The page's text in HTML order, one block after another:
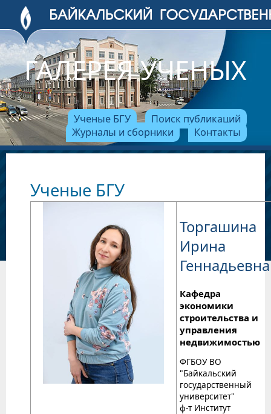
ГАЛЕРЕЯ УЧЕНЫХ
Ученые БГУ
Поиск публикаций
Журналы и сборники
Контакты
Ученые БГУ
Торгашина
Ирина
Геннадьевна
Кафедра
экономики
строительства и
управления
недвижимостью
ФГБОУ ВО
"Байкальский
государственный
университет"
ф-т Институт